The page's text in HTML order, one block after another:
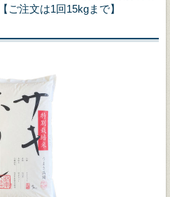
ご注文は1回15kgまで】